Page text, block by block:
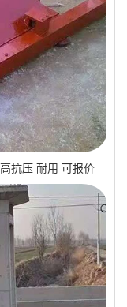
抗压 耐用 可报价